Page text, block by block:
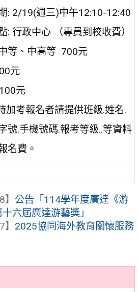
: 2/19(週三)中午12:10-12:40
: 行政中心 （專員到校收費）
等、中高等 700元
元
元
加考報名者請提供班級.姓名.
號.手機號碼.報考等級..等資料
名費。
公告「114學年度廣達《游
六屆廣達游藝獎」
2025協同海外教育關懷服務